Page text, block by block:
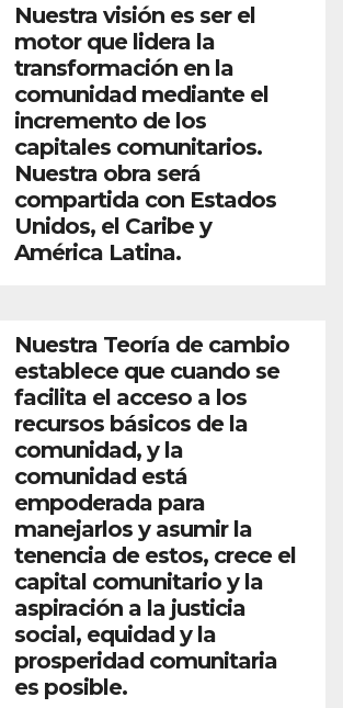
Nuestra visión es ser el
motor que lidera la
transformación en la
comunidad mediante el
incremento de los
capitales comunitarios.
Nuestra obra será
compartida con Estados
Unidos, el Caribe y
América Latina.
Nuestra Teoría de cambio
establece que cuando se
facilita el acceso a los
recursos básicos de la
comunidad, y la
comunidad está
empoderada para
manejarlos y asumir la
tenencia de estos, crece el
capital comunitario y la
aspiración a la justicia
social, equidad y la
prosperidad comunitaria
es posible.